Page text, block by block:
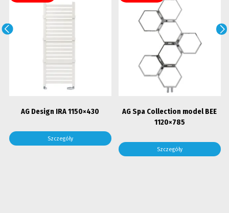
AG Design IRA 1150×430
Szczegóły
AG Spa Collection model BEE
1120×785
Szczegóły